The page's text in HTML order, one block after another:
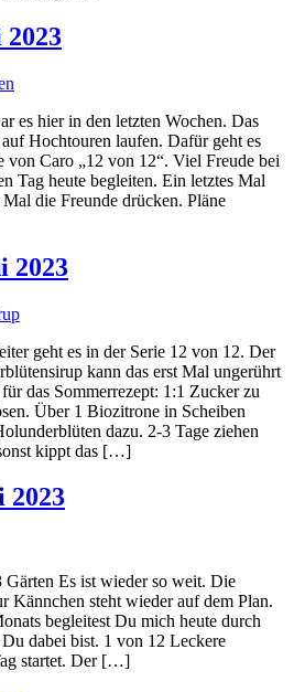
2023
es hier in den letzten Wochen. Das
Hochtouren laufen. Dafür geht es
Caro „12 von 12“. Viel Freude bei
Tag heute begleiten. Ein letztes Mal
die Freunde drücken. Pläne
2023
geht es in der Serie 12 von 12. Der
kann das erst Mal ungerührt
das Sommerrezept: 1:1 Zucker zu
Über 1 Biozitrone in Scheiben
dazu. 2-3 Tage ziehen
kippt das […]
2023
Gärten Es ist wieder so weit. Die
Kännchen steht wieder auf dem Plan.
begleitest Du mich heute durch
dabei bist. 1 von 12 Leckere
startet. Der […]